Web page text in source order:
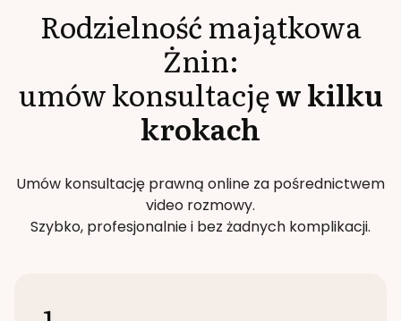
Rodzielność majątkowa
Żnin:
umów konsultacjęw kilku
krokach
Umów konsultację prawną online za pośrednictwem
video rozmowy.
Szybko, profesjonalnie i bez żadnych komplikacji.